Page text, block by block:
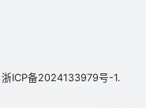
浙ICP备2024133979号-1.